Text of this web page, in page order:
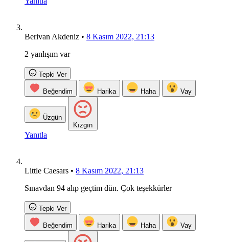
Berivan Akdeniz • 8 Kasım 2022, 21:13
2 yanlışım var
Tepki Ver
Beğendim Harika Haha Vay
Üzgün
Kızgın
Yanıtla
Little Caesars • 8 Kasım 2022, 21:13
Sınavdan 94 alıp geçtim dün. Çok teşekkürler
Tepki Ver
Beğendim Harika Haha Vay